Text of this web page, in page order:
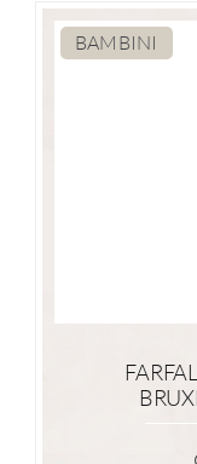
BAMBINI